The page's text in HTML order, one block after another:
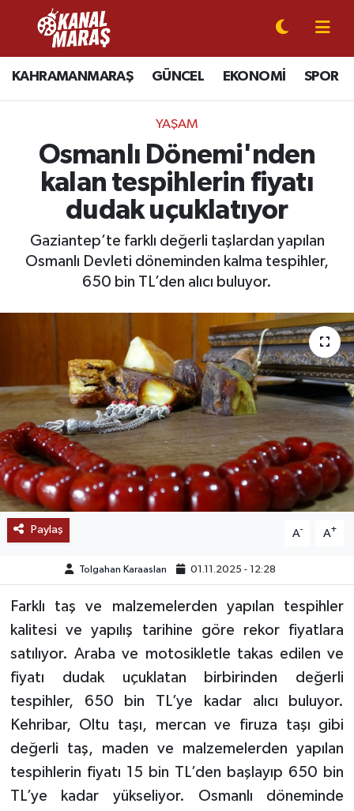
KAHRAMANMARAŞ GÜNCEL EKONOMİ SPOR
YAŞAM
Osmanlı Dönemi'nden
kalan tespihlerin fiyatı
dudak uçuklatıyor
Gaziantep’te farklı değerli taşlardan yapılan
Osmanlı Devleti döneminden kalma tespihler,
650 bin TL’den alıcı buluyor.
Paylaş A- A+
Tolgahan Karaaslan 01.11.2025 - 12:28
Farklı taş ve malzemelerden yapılan tespihler
kalitesi ve yapılış tarihine göre rekor fiyatlara
satılıyor. Araba ve motosikletle takas edilen ve
fiyatı dudak uçuklatan birbirinden değerli
tespihler, 650 bin TL’ye kadar alıcı buluyor.
Kehribar, Oltu taşı, mercan ve firuza taşı gibi
değerli taş, maden ve malzemelerden yapılan
tespihlerin fiyatı 15 bin TL’den başlayıp 650 bin
TL’ye kadar yükseliyor. Osmanlı döneminde
CANLI YAYIN
KAHRAMANMARAŞ
SPOR
SİYASET
EKONOMİ
SAĞLIK
EĞİTİM
BÖLGE
KEŞFET
POPÜLER
DÜNYA
TREND
MEDYA
OTOMOTİV
TEKNOLOJİ
Kahramanmaraş Nöbetçi Eczaneler
Kahramanmaraş Hava Durumu
Kahramanmaraş Namaz Vakitleri
Kahramanmaraş Trafik Yoğunluk Haritası
Süper Lig Puan Durumu ve Fikstür
Tüm Manşetler